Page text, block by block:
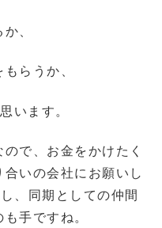
、
らうか、
います。
で、お金をかけたく
いの会社にお願いし
、同期としての仲間
手ですね。